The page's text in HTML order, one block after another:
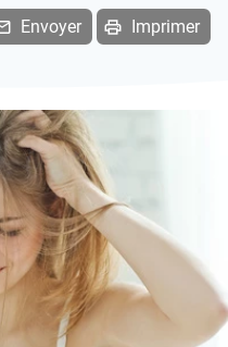
Envoyer Imprimer